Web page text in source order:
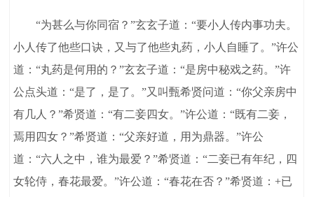
“为甚么与你同宿？”玄玄子道：“要小人传内事功夫。
小人传了他些口诀，又与了他些丸药，小人自睡了。”许公
道：“丸药是何用的？”玄玄子道：“是房中秘戏之药。”许
公点头道：“是了，是了。”又叫甄希贤问道：“你父亲房中
有几人？”希贤道：“有二妾四女。”许公道：“既有二妾，
焉用四女？”希贤道：“父亲好道，用为鼎器。”许公
道：“六人之中，谁为最爱？”希贤道：“二妾已有年纪，四
女轮侍，春花最爱。”许公道：“春花在否？”希贤道：+已